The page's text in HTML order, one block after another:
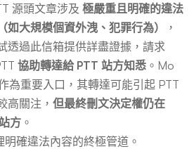
源頭文章涉及 極嚴重且明確的違法
如大規模個資外洩、犯罪行為）
，
透過此信箱提供詳盡證據，請求
協助轉達給 PTT 站方知悉 。Mo
為重要入口，其轉達可能引起 PTT
高關注， 但最終刪文決定權仍在
方 。
明確違法內容的終極管道。